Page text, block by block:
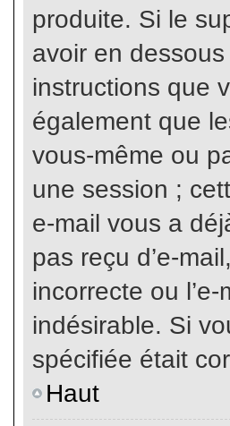
produite. Si le
avoir en
instructions que
également que
vous-même ou
une session ;
e-mail vous a
pas reçu d’e-
incorrecte ou
indésirable. Si
spécifiée était
Haut